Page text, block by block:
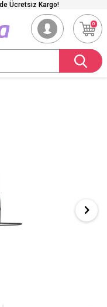
Ücretsiz Kargo!
0